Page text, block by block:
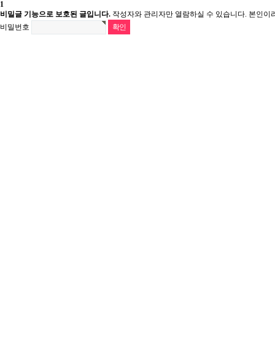
1
비밀글 기능으로 보호된 글입니다. 작성자와 관리자만 열람하실 수 있습니다. 본인이
비밀번호